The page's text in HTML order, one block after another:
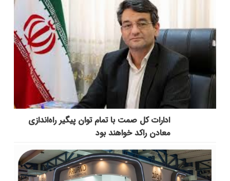
ادارات کل صمت با تمام توان پیگیر راه‌اندازی
معادن راکد خواهند بود